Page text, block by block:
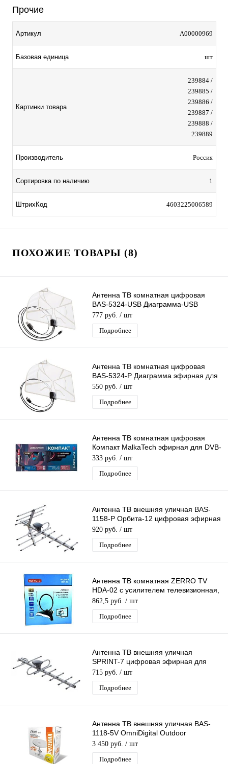
Прочие
Артикул A00000969
Базовая единица шт
Картинки товара
239884 /
239885 /
239886 /
239887 /
239888 /
239889
Производитель Россия
Сортировка по наличию 1
ШтрихКод 4603225006589
ПОХОЖИЕ ТОВАРЫ (8)
Антенна ТВ комнатная цифровая
BAS-5324-USB Диаграмма-USB
эфирная для DVB-T2 телевидения
Рэмо
777 руб. / шт
Подробнее
Антенна ТВ комнатная цифровая
BAS-5324-P Диаграмма эфирная для
DVB-T2 телевидения Рэмо
550 руб. / шт
Подробнее
Антенна ТВ комнатная цифровая
Компакт MalkaTech эфирная для DVB-
T2 телевидения
333 руб. / шт
Подробнее
Антенна ТВ внешняя уличная BAS-
1158-P Орбита-12 цифровая эфирная
для DVB-T2 телевидения
920 руб. / шт
Подробнее
Антенна ТВ комнатная ZERRO TV
HDA-02 с усилителем телевизионная,
активная, для дома. для дачи
862,5 руб. / шт
Подробнее
Антенна ТВ внешняя уличная
SPRINT-7 цифровая эфирная для
DVB-T2 телевидения Рэмо BAS-1156-
Р
715 руб. / шт
Подробнее
Антенна ТВ внешняя уличная BAS-
1118-5V OmniDigital Outdoor
цифровая эфирная для DVB-T2 ТВ
Рэмо
3 450 руб. / шт
Подробнее